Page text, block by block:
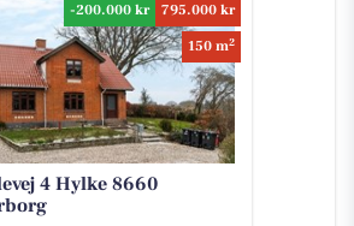
-200.000 kr
795.000 kr
150 m2
4 Hylke 8660